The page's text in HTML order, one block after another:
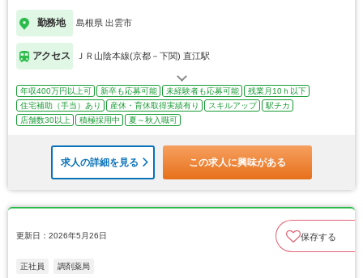
勤務地 島根県 出雲市
アクセス ＪＲ山陰本線(京都－下関) 直江駅
年収400万円以上可 新卒も応募可能 未経験者も応募可能
残業月10ｈ以下
住宅補助（手当）あり
産休・育休取得実績有り スキルアップ
駅チカ
店舗数30以上
積極採用中 夏～秋入職可
求人の詳細を見る この求人に興味がある
更新日：2026年5月26日 保存する
正社員 調剤薬局